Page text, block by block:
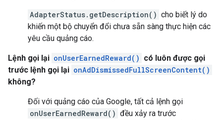
AdapterStatus.getDescription() cho biết lý do
khiến một bộ chuyển đổi chưa sẵn sàng thực hiện các
yêu cầu quảng cáo.
Lệnh gọi lại onUserEarnedReward() có luôn được gọi
trước lệnh gọi lại onAdDismissedFullScreenContent()
không?
Đối với quảng cáo của Google, tất cả lệnh gọi
onUserEarnedReward() đều xảy ra trước